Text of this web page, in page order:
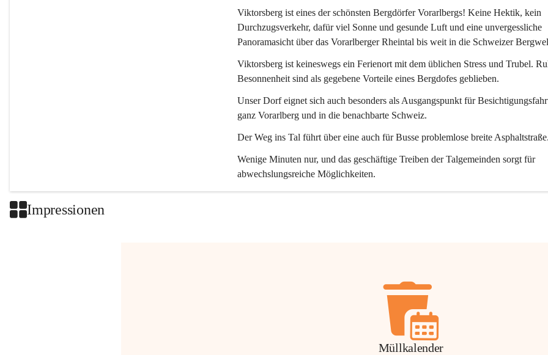
Viktorsberg ist eines der schönsten Bergdörfer Vorarlbergs! Keine Hektik, kein
Durchzugsverkehr, dafür viel Sonne und gesunde Luft und eine unvergessliche
Panoramasicht über das Vorarlberger Rheintal bis weit in die Schweizer
Viktorsberg ist keineswegs ein Ferienort mit dem üblichen Stress und Trubel.
Besonnenheit sind als gegebene Vorteile eines Bergdofes geblieben.
Unser Dorf eignet sich auch besonders als Ausgangspunkt für
ganz Vorarlberg und in die benachbarte Schweiz.
Der Weg ins Tal führt über eine auch für Busse problemlose breite
Wenige Minuten nur, und das geschäftige Treiben der Talgemeinden sorgt für
abwechslungsreiche Möglichkeiten.
Impressionen
Müllkalender